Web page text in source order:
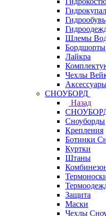
Гидрообувь
Шлемы
Бордшорты
Лайкра
Чехлы
СНОУБОРД
Назад
Сноуборды
Крепления
Ботинки
Куртки
Штаны
Защита
Маски
Чехлы